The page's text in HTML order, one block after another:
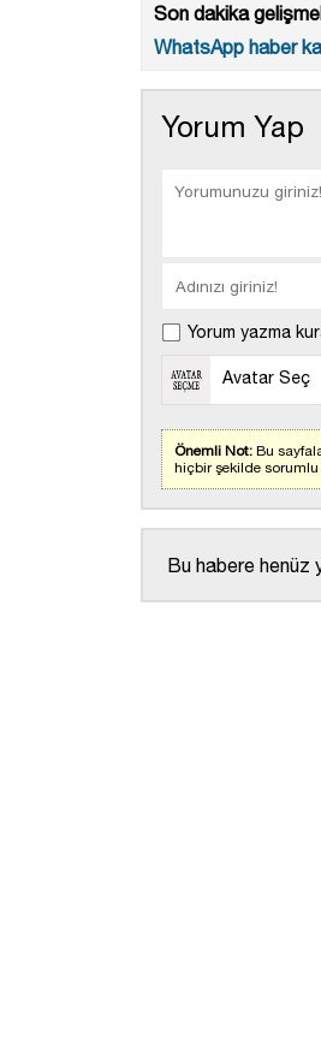
Son dakika
WhatsApp haber
Yorum Yap
Yorum yazma
Avatar Seç
Önemli Not: Bu
hiçbir şekilde sorumlu
Bu habere henüz